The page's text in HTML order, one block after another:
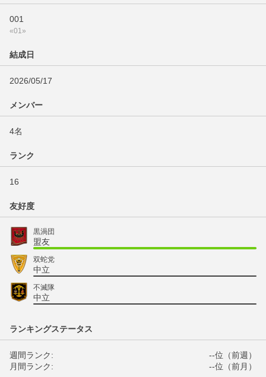
001
«01»
結成日
2026/05/17
メンバー
4名
ランク
16
友好度
黒渦団
盟友
双蛇党
中立
不滅隊
中立
ランキングステータス
週間ランク:
--位（前週）
月間ランク:
--位（前月）